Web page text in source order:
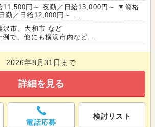
11,500円～ 夜勤／日給13,000円～ ▼資格
勤／日給12,000円～ ...
沢市、大和市 など
で、他にも横浜市内など...
2026年8月31日まで
詳細を見る
電話応募
検討リスト